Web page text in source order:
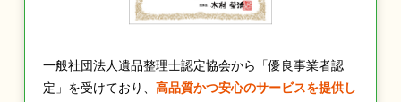
一般社団法人遺品整理士認定協会から「優良事業者認
定」を受けており、 高品質かつ安心のサービスを提供し